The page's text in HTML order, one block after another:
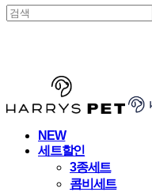
NEW
세트할인
3종세트
콤비세트